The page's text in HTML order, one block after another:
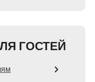
ГОСТЕЙ